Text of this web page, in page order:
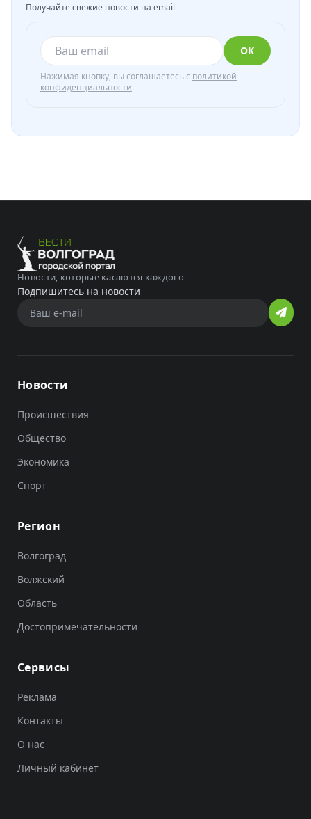
Получайте свежие новости на email
ОК
Нажимая кнопку, вы соглашаетесь с политикой
конфиденциальности.
Новости, которые касаются каждого
Подпишитесь на новости
Новости
Происшествия
Общество
Экономика
Спорт
Регион
Волгоград
Волжский
Область
Достопримечательности
Сервисы
Реклама
Контакты
О нас
Личный кабинет